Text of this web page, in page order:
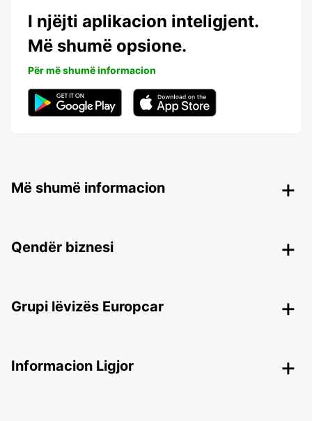
I njëjti aplikacion inteligjent.
Më shumë opsione.
Për më shumë informacion
Më shumë informacion
Qendër biznesi
Grupi lëvizës Europcar
Informacion Ligjor